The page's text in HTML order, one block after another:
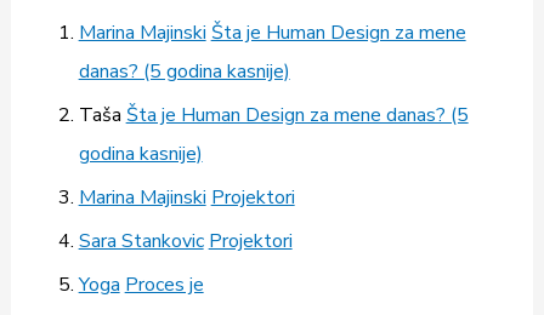
Marina Majinski Šta je Human Design za mene
danas? (5 godina kasnije)
Taša Šta je Human Design za mene danas? (5
godina kasnije)
Marina Majinski Projektori
Sara Stankovic Projektori
Yoga Proces je